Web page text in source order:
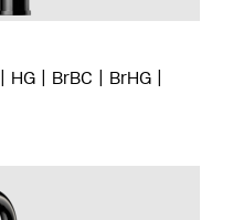
HG BrBC
BrHG